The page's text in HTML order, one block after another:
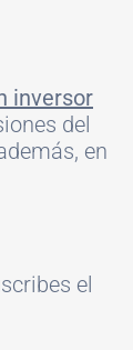
inversor
del
en
el